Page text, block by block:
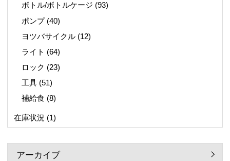
ボトル/ボトルケージ (93)
ポンプ(40)
ヨツバサイクル (12)
ライト (64)
ロック (23)
工具 (51)
補給食 (8)
在庫状況 (1)
アーカイブ